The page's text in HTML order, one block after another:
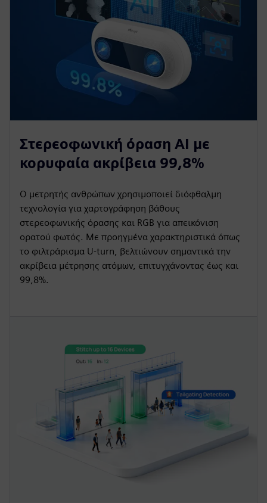
Στερεοφωνική όραση AI με
κορυφαία ακρίβεια 99,8%
Ο μετρητής ανθρώπων χρησιμοποιεί διόφθαλμη
τεχνολογία για χαρτογράφηση βάθους
στερεοφωνικής όρασης και RGB για απεικόνιση
ορατού φωτός. Με προηγμένα χαρακτηριστικά όπως
το φιλτράρισμα U-turn, βελτιώνουν σημαντικά την
ακρίβεια μέτρησης ατόμων, επιτυγχάνοντας έως και
99,8%.